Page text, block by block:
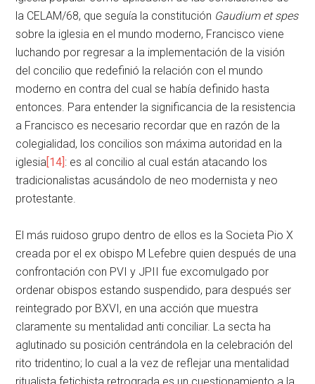
la CELAM/68, que seguía la constitución Gaudium et spes
sobre la iglesia en el mundo moderno, Francisco viene
luchando por regresar a la implementación de la visión
del concilio que redefinió la relación con el mundo
moderno en contra del cual se había definido hasta
entonces. Para entender la significancia de la resistencia
a Francisco es necesario recordar que en razón de la
colegialidad, los concilios son máxima autoridad en la
iglesia[14]: es al concilio al cual están atacando los
tradicionalistas acusándolo de neo modernista y neo
protestante.
El más ruidoso grupo dentro de ellos es la Societa Pio X
creada por el ex obispo M Lefebre quien después de una
confrontación con PVI y JPII fue excomulgado por
ordenar obispos estando suspendido, para después ser
reintegrado por BXVI, en una acción que muestra
claramente su mentalidad anti conciliar. La secta ha
aglutinado su posición centrándola en la celebración del
rito tridentino; lo cual a la vez de reflejar una mentalidad